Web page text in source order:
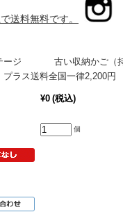
送料無料です。
ージ 古い収納かご（持
プラス送料全国一律2,200
¥0 (税込)
個